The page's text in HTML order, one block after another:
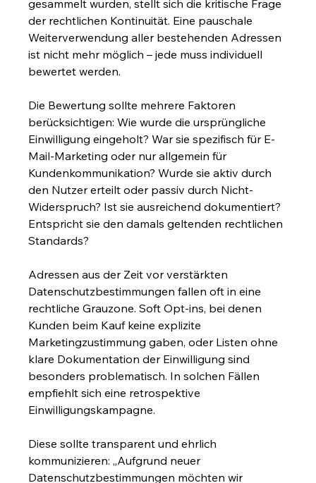
gesammelt wurden, stellt sich die kritische Frage
der rechtlichen Kontinuität. Eine pauschale
Weiterverwendung aller bestehenden Adressen
ist nicht mehr möglich – jede muss individuell
bewertet werden.
Die Bewertung sollte mehrere Faktoren
berücksichtigen: Wie wurde die ursprüngliche
Einwilligung eingeholt? War sie spezifisch für E-
Mail-Marketing oder nur allgemein für
Kundenkommunikation? Wurde sie aktiv durch
den Nutzer erteilt oder passiv durch Nicht-
Widerspruch? Ist sie ausreichend dokumentiert?
Entspricht sie den damals geltenden rechtlichen
Standards?
Adressen aus der Zeit vor verstärkten
Datenschutzbestimmungen fallen oft in eine
rechtliche Grauzone. Soft Opt-ins, bei denen
Kunden beim Kauf keine explizite
Marketingzustimmung gaben, oder Listen ohne
klare Dokumentation der Einwilligung sind
besonders problematisch. In solchen Fällen
empfiehlt sich eine retrospektive
Einwilligungskampagne.
Diese sollte transparent und ehrlich
kommunizieren: „Aufgrund neuer
Datenschutzbestimmungen möchten wir